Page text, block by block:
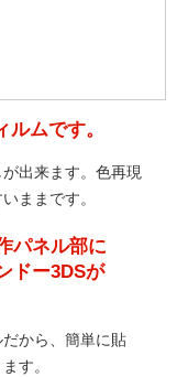
ムです。
出来ます。色再現
ままです。
パネル部に
ドー3DSが
から、簡単に貼
す。